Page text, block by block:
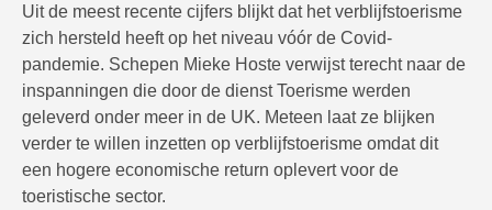
Uit de meest recente cijfers blijkt dat het verblijfstoerisme
zich hersteld heeft op het niveau vóór de Covid-
pandemie. Schepen Mieke Hoste verwijst terecht naar de
inspanningen die door de dienst Toerisme werden
geleverd onder meer in de UK. Meteen laat ze blijken
verder te willen inzetten op verblijfstoerisme omdat dit
een hogere economische return oplevert voor de
toeristische sector.